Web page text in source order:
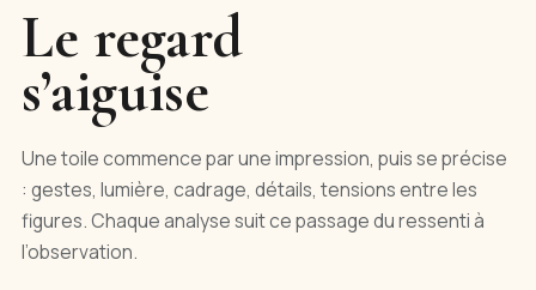
Le regard
s’aiguise
Une toile commence par une impression, puis se précise
: gestes, lumière, cadrage, détails, tensions entre les
figures. Chaque analyse suit ce passage du ressenti à
l’observation.